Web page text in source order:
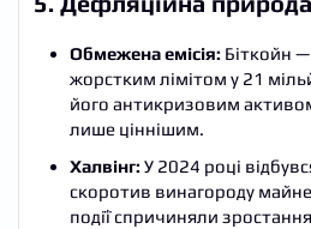
Обмежена емісія: Біткойн
жорстким лімітом у 21
його антикризовим
лише ціннішим.
Халвінг:У 2024 році
скоротив винагороду
події спричиняли